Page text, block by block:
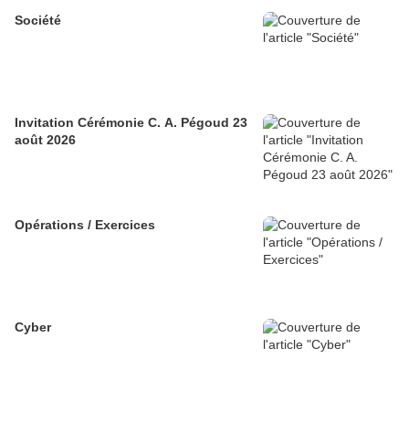
Société
Invitation Cérémonie C. A. Pégoud 23
août 2026
Opérations / Exercices
Cyber